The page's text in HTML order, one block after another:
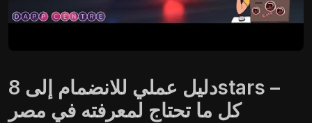
دليل عملي للانضمام إلى 8stars –
كل ما تحتاج لمعرفته في مصر